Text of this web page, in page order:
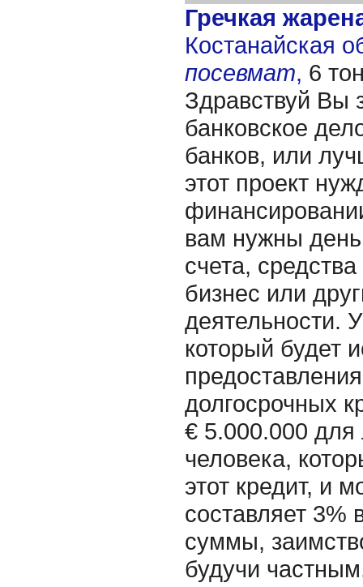
Гречкая
Костанайская
посевмат, 6
Здравствуй Вы
банковское
банков, или
этот проект
вам нужны
счета,
бизнес или
деятельности.
который будет
долгосрочных
€ 5.000.000 для
человека,
этот кредит, и
составляет 3%
суммы,
будучи